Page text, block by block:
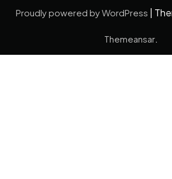
Proudly powered by WordPress
Themeansar.